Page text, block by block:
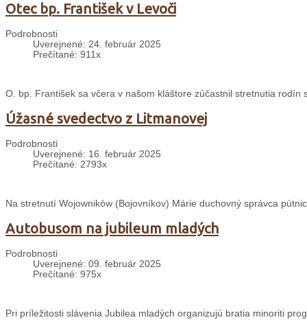
Otec bp. František v Levoči
Podrobnosti
Uverejnené: 24. február 2025
Prečítané: 911x
O. bp. František sa včera v našom kláštore zúčastnil stretnutia rodín
Úžasné svedectvo z Litmanovej
Podrobnosti
Uverejnené: 16. február 2025
Prečítané: 2793x
Na stretnutí Wojowników (Bojovníkov) Márie duchovný správca
Autobusom na jubileum mladých
Podrobnosti
Uverejnené: 09. február 2025
Prečítané: 975x
Pri príležitosti slávenia Jubilea mladých organizujú bratia minoriti